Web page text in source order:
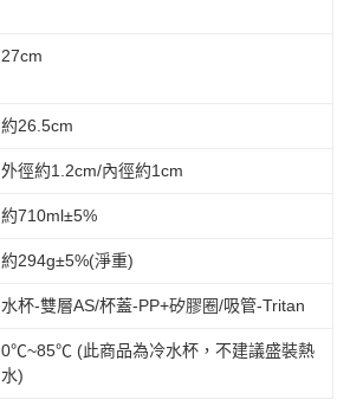
27cm
約26.5cm
外徑約1.2cm/內徑約1cm
約710ml±5%
約294g±5%(淨重)
水杯-雙層AS/杯蓋-PP+矽膠圈/吸管-Tritan
0℃~85℃ (此商品為冷水杯，不建議盛裝熱
水)